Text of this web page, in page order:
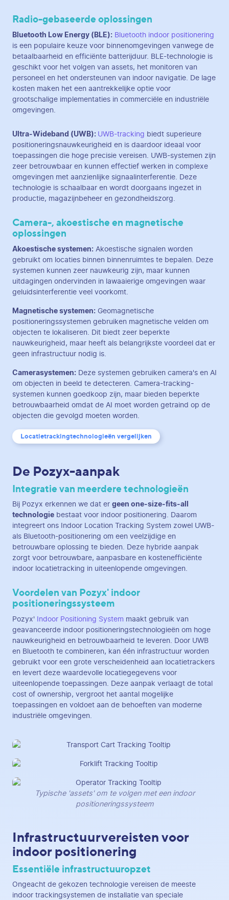
Radio-gebaseerde oplossingen
Bluetooth Low Energy (BLE): Bluetooth indoor positionering
is een populaire keuze voor binnenomgevingen vanwege de
betaalbaarheid en efficiënte batterijduur. BLE-technologie is
geschikt voor het volgen van assets, het monitoren van
personeel en het ondersteunen van indoor navigatie. De lage
kosten maken het een aantrekkelijke optie voor
grootschalige implementaties in commerciële en industriële
omgevingen.
Ultra-Wideband (UWB): UWB-tracking biedt superieure
positioneringsnauwkeurigheid en is daardoor ideaal voor
toepassingen die hoge precisie vereisen. UWB-systemen zijn
zeer betrouwbaar en kunnen effectief werken in complexe
omgevingen met aanzienlijke signaalinterferentie. Deze
technologie is schaalbaar en wordt doorgaans ingezet in
productie, magazijnbeheer en gezondheidszorg.
Camera-, akoestische en magnetische
oplossingen
Akoestische systemen: Akoestische signalen worden
gebruikt om locaties binnen binnenruimtes te bepalen. Deze
systemen kunnen zeer nauwkeurig zijn, maar kunnen
uitdagingen ondervinden in lawaaierige omgevingen waar
geluidsinterferentie veel voorkomt.
Magnetische systemen: Geomagnetische
positioneringssystemen gebruiken magnetische velden om
objecten te lokaliseren. Dit biedt zeer beperkte
nauwkeurigheid, maar heeft als belangrijkste voordeel dat er
geen infrastructuur nodig is.
Camerasystemen: Deze systemen gebruiken camera's en AI
om objecten in beeld te detecteren. Camera-tracking-
systemen kunnen goedkoop zijn, maar bieden beperkte
betrouwbaarheid omdat de AI moet worden getraind op de
objecten die gevolgd moeten worden.
Locatietrackingtechnologieën vergelijken
De Pozyx-aanpak
Integratie van meerdere technologieën
Bij Pozyx erkennen we dat er geen one-size-fits-all
technologie bestaat voor indoor positionering. Daarom
integreert ons Indoor Location Tracking System zowel UWB-
als Bluetooth-positionering om een veelzijdige en
betrouwbare oplossing te bieden. Deze hybride aanpak
zorgt voor betrouwbare, aanpasbare en kostenefficiënte
indoor locatietracking in uiteenlopende omgevingen.
Voordelen van Pozyx' indoor
positioneringssysteem
Pozyx' Indoor Positioning System maakt gebruik van
geavanceerde indoor positioneringstechnologieën om hoge
nauwkeurigheid en betrouwbaarheid te leveren. Door UWB
en Bluetooth te combineren, kan één infrastructuur worden
gebruikt voor een grote verscheidenheid aan locatietrackers
en levert deze waardevolle locatiegegevens voor
uiteenlopende toepassingen. Deze aanpak verlaagt de total
cost of ownership, vergroot het aantal mogelijke
toepassingen en voldoet aan de behoeften van moderne
industriële omgevingen.
Typische 'assets' om te volgen met een indoor
positioneringssysteem
Infrastructuurvereisten voor
indoor positionering
Essentiële infrastructuuropzet
Ongeacht de gekozen technologie vereisen de meeste
indoor trackingsystemen de installatie van speciale